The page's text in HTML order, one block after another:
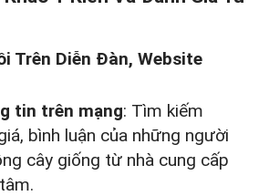
Trên Diễn Đàn, Website
tin trên mạng: Tìm kiếm
bình luận của những người
cây giống từ nhà cung cấp